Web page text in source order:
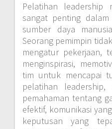
Pelatihan leadership
sangat penting
sumber daya
Seorang pemimpin
mengatur pekerjaan,
menginspirasi,
tim untuk mencapai
pelatihan
pemahaman tentang
efektif, komunikasi
keputusan yang